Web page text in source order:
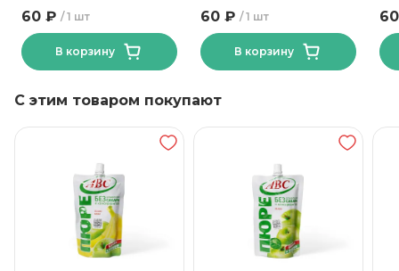
1 шт
60 ₽
В корзину
1 шт
60 ₽
В корзину
С этим товаром покупают